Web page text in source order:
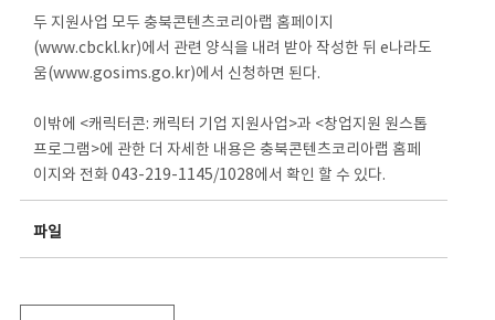
두 지원사업 모두 충북콘텐츠코리아랩 홈페이지
(www.cbckl.kr)에서 관련 양식을 내려 받아 작성한 뒤 e나라도
움(www.gosims.go.kr)에서 신청하면 된다.
이밖에 <캐릭터콘: 캐릭터 기업 지원사업>과 <창업지원 원스톱
프로그램>에 관한 더 자세한 내용은 충북콘텐츠코리아랩 홈페
이지와 전화 043-219-1145/1028에서 확인 할 수 있다.
파일